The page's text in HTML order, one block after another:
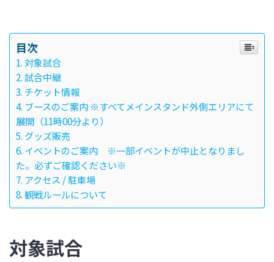
目次
対象試合
試合中継
チケット情報
ブースのご案内 ※すべてメインスタンド外側エリアにて
展開（11時00分より）
グッズ販売
イベントのご案内 ※一部イベントが中止となりまし
た。必ずご確認ください※
アクセス / 駐車場
観戦ルールについて
対象試合